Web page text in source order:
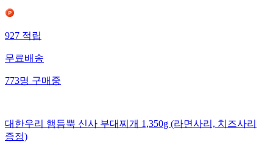
927 적립
무료배송
773명 구매중
대한우리 햄듬뿍 신사 부대찌개 1,350g (라면사리, 치즈사리
증정)